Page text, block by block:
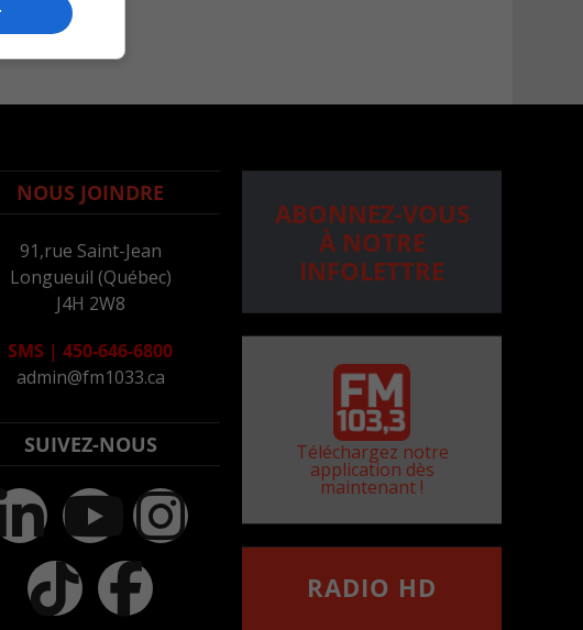
NOUS JOINDRE
91,rue Saint-Jean
Longueuil (Québec)
J4H 2W8
SMS | 450-646-6800
admin@fm1033.ca
SUIVEZ-NOUS
ABONNEZ-VOUS
À NOTRE
INFOLETTRE
Téléchargez notre
application dès
maintenant !
RADIO HD